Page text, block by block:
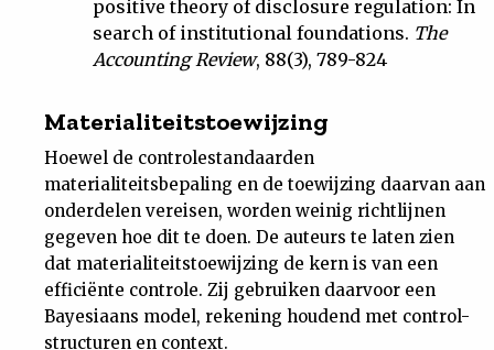
positive theory of disclosure regulation: In
search of institutional foundations. The
Accounting Review, 88(3), 789-824
Materialiteitstoewijzing
Hoewel de controlestandaarden
materialiteitsbepaling en de toewijzing daarvan aan
onderdelen vereisen, worden weinig richtlijnen
gegeven hoe dit te doen. De auteurs te laten zien
dat materialiteitstoewijzing de kern is van een
efficiënte controle. Zij gebruiken daarvoor een
Bayesiaans model, rekening houdend met control-
structuren en context.